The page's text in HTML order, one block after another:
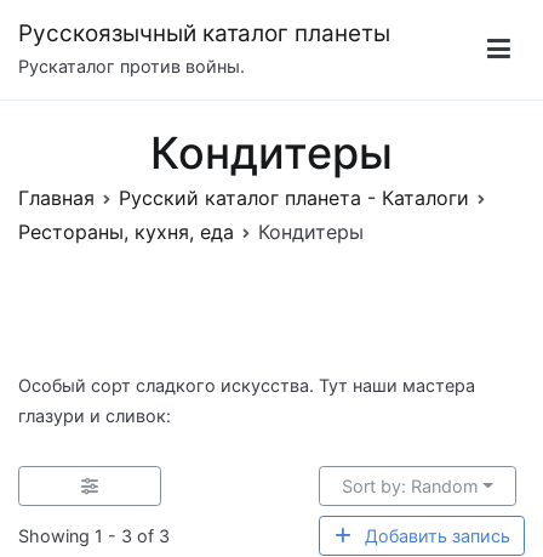
содержимому
Русскоязычный каталог планеты
Рускаталог против войны.
Кондитеры
Главная
Русский каталог планета - Каталоги
Рестораны, кухня, еда
Кондитеры
Особый сорт сладкого искусства. Тут наши мастера
глазури и сливок:
Showing 1 - 3 of 3
Sort by: Random
Добавить запись